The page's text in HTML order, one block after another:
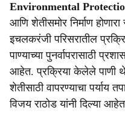
a
r
e
Environmental
आणि शेतीसमोर निर्माण
इचलकरंजी परिसरातील
पाण्याच्या पुनर्वापरासाठी
आहेत. प्रक्रिया केलेले पाणी
शेतीसाठी वापरण्याचा पर्याय
विजय राठोड यांनी दिल्या